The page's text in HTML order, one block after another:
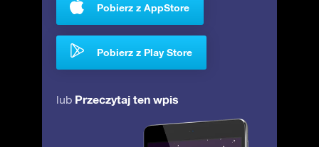
Pobierz z AppStore
Pobierz z Play Store
lub Przeczytaj ten wpis